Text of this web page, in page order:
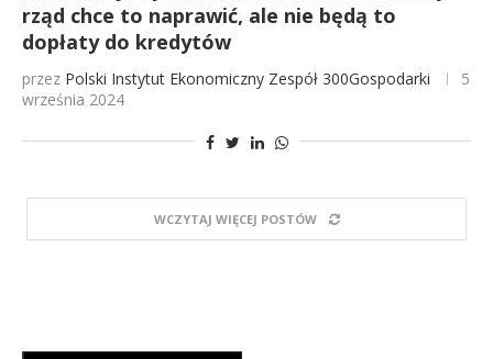
rząd chce to naprawić, ale nie będą to
dopłaty do kredytów
przez Polski Instytut Ekonomiczny Zespół 300Gospodarki
5
września 2024
WCZYTAJ WIĘCEJ POSTÓW